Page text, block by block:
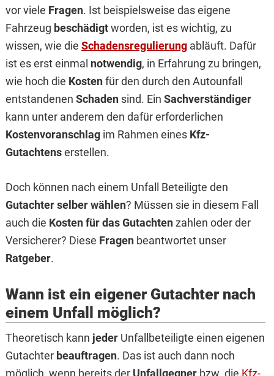
vor viele Fragen. Ist beispielsweise das eigene
Fahrzeug beschädigtworden, ist es wichtig, zu
wissen, wie die Schadensregulierungabläuft. Dafür
ist es erst einmal notwendig, in Erfahrung zu bringen,
wie hoch die Kostenfür den durch den Autounfall
entstandenen Schadensind. Ein Sachverständiger
kann unter anderem den dafür erforderlichen
Kostenvoranschlagim Rahmen eines Kfz-
Gutachtenserstellen.
Doch können nach einem Unfall Beteiligte den
Gutachter selber wählen? Müssen sie in diesem Fall
auch die Kosten für das Gutachtenzahlen oder der
Versicherer? Diese Fragenbeantwortet unser
Ratgeber.
Wann ist ein eigener Gutachter nach
einem Unfall möglich?
Theoretisch kann jederUnfallbeteiligte einen eigenen
Gutachter beauftragen. Das ist auch dann noch
möglich, wenn bereits der Unfallgegnerbzw. die Kfz-